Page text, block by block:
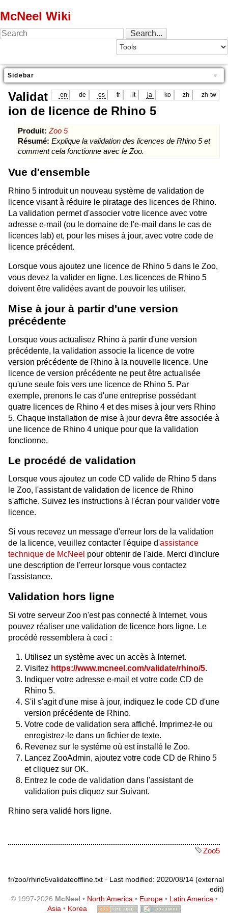
McNeel Wiki
Sidebar
en de es fr it ja ko zh zh-tw
Validat
ion de licence de Rhino 5
Produit: Zoo 5
Résumé: Explique la validation des licences de Rhino 5 et
comment cela fonctionne avec le Zoo.
Vue d'ensemble
Rhino 5 introduit un nouveau système de validation de
licence visant à réduire le piratage des licences de Rhino.
La validation permet d'associer votre licence avec votre
adresse e-mail (ou le domaine de l'e-mail dans le cas de
licences lab) et, pour les mises à jour, avec votre code de
licence précédent.
Lorsque vous ajoutez une licence de Rhino 5 dans le Zoo,
vous devez la valider en ligne. Les licences de Rhino 5
doivent être validées avant de pouvoir les utiliser.
Mise à jour à partir d'une version
précédente
Lorsque vous actualisez Rhino à partir d'une version
précédente, la validation associe la licence de votre
version précédente de Rhino à la nouvelle licence. Une
licence de version précédente ne peut être actualisée
qu'une seule fois vers une licence de Rhino 5. Par
exemple, prenons le cas d'une entreprise possédant
quatre licences de Rhino 4 et des mises à jour vers Rhino
5. Chaque installation de mise à jour devra être associée à
une licence de Rhino 4 unique pour que la validation
fonctionne.
Le procédé de validation
Lorsque vous ajoutez un code CD valide de Rhino 5 dans
le Zoo, l'assistant de validation de licence de Rhino
s'affiche. Suivez les instructions à l'écran pour valider votre
licence.
Si vous recevez un message d'erreur lors de la validation
de la licence, veuillez contacter l'équipe d'assistance
technique de McNeel pour obtenir de l'aide. Merci d'inclure
une description de l'erreur lorsque vous contactez
l'assistance.
Validation hors ligne
Si votre serveur Zoo n'est pas connecté à Internet, vous
pouvez réaliser une validation de licence hors ligne. Le
procédé ressemblera à ceci :
Utilisez un système avec un accès à Internet.
Visitez https://www.mcneel.com/validate/rhino/5.
Indiquer votre adresse e-mail et votre code CD de
Rhino 5.
S'il s'agit d'une mise à jour, indiquez le code CD d'une
version précédente de Rhino.
Votre code de validation sera affiché. Imprimez-le ou
enregistrez-le dans un fichier de texte.
Revenez sur le système où est installé le Zoo.
Lancez ZooAdmin, ajoutez votre code CD de Rhino 5
et cliquez sur OK.
Entrez le code de validation dans l'assistant de
validation puis cliquez sur Suivant.
Rhino sera validé hors ligne.
Zoo5
fr/zoo/rhino5validateoffline.txt · Last modified: 2020/08/14 (external
edit)
© 1997-2026 McNeel • North America• Europe• Latin America•
Asia • Korea